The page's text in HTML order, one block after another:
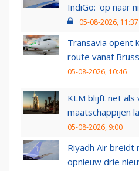
IndiGo: 'op naar
05-08-2026, 11:37
Transavia opent
route vanaf
05-08-2026, 10:46
KLM blijft net als
maatschappijen
05-08-2026, 9:00
Riyadh Air
opnieuw drie